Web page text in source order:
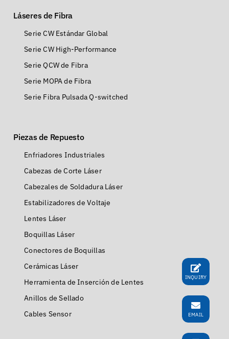
Láseres de Fibra
Serie CW Estándar Global
Serie CW High-Performance
Serie QCW de Fibra
Serie MOPA de Fibra
Serie Fibra Pulsada Q-switched
Piezas de Repuesto
Enfriadores Industriales
Cabezas de Corte Láser
Cabezales de Soldadura Láser
Estabilizadores de Voltaje
Lentes Láser
Boquillas Láser
Conectores de Boquillas
Cerámicas Láser
Herramienta de Inserción de Lentes
Anillos de Sellado
Cables Sensor
INQUIRY
EMAIL